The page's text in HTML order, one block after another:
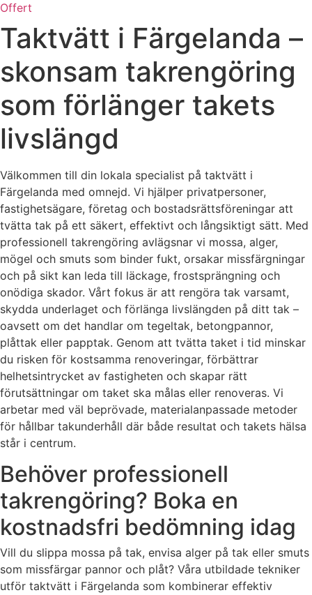
Offert
Taktvätt i Färgelanda –
skonsam takrengöring
som förlänger takets
livslängd
Välkommen till din lokala specialist på taktvätt i
Färgelanda med omnejd. Vi hjälper privatpersoner,
fastighetsägare, företag och bostadsrättsföreningar att
tvätta tak på ett säkert, effektivt och långsiktigt sätt. Med
professionell takrengöring avlägsnar vi mossa, alger,
mögel och smuts som binder fukt, orsakar missfärgningar
och på sikt kan leda till läckage, frostsprängning och
onödiga skador. Vårt fokus är att rengöra tak varsamt,
skydda underlaget och förlänga livslängden på ditt tak –
oavsett om det handlar om tegeltak, betongpannor,
plåttak eller papptak. Genom att tvätta taket i tid minskar
du risken för kostsamma renoveringar, förbättrar
helhetsintrycket av fastigheten och skapar rätt
förutsättningar om taket ska målas eller renoveras. Vi
arbetar med väl beprövade, materialanpassade metoder
för hållbar takunderhåll där både resultat och takets hälsa
står i centrum.
Behöver professionell
takrengöring? Boka en
kostnadsfri bedömning idag
Vill du slippa mossa på tak, envisa alger på tak eller smuts
som missfärgar pannor och plåt? Våra utbildade tekniker
utför taktvätt i Färgelanda som kombinerar effektiv